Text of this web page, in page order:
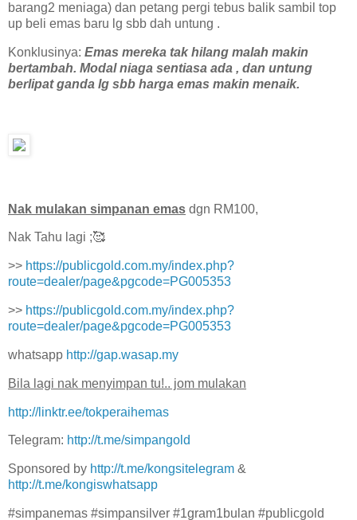
barang2 meniaga) dan petang pergi tebus balik sambil top
up beli emas baru lg sbb dah untung .
Konklusinya: Emas mereka tak hilang malah makin
bertambah. Modal niaga sentiasa ada , dan untung
berlipat ganda lg sbb harga emas makin menaik.
Nak mulakan simpanan emas dgn RM100,
Nak Tahu lagi ;🥰
>> https://publicgold.com.my/index.php?
route=dealer/page&pgcode=PG005353
>> https://publicgold.com.my/index.php?
route=dealer/page&pgcode=PG005353
whatsapp http://gap.wasap.my
Bila lagi nak menyimpan tu!.. jom mulakan
http://linktr.ee/tokperaihemas
Telegram: http://t.me/simpangold
Sponsored by http://t.me/kongsitelegram &
http://t.me/kongiswhatsapp
#simpanemas #simpansilver #1gram1bulan #publicgold